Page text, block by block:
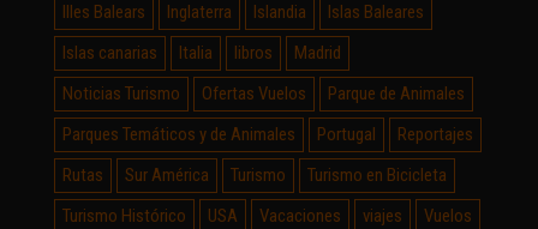
Illes Balears
Inglaterra Islandia
Islas Baleares
Islas canarias
Italia libros
Madrid
Noticias Turismo
Ofertas Vuelos
Parque de Animales
Parques Temáticos y de Animales
Portugal
Reportajes
Rutas
Sur América Turismo
Turismo en Bicicleta
Turismo Histórico
USA Vacaciones viajes Vuelos